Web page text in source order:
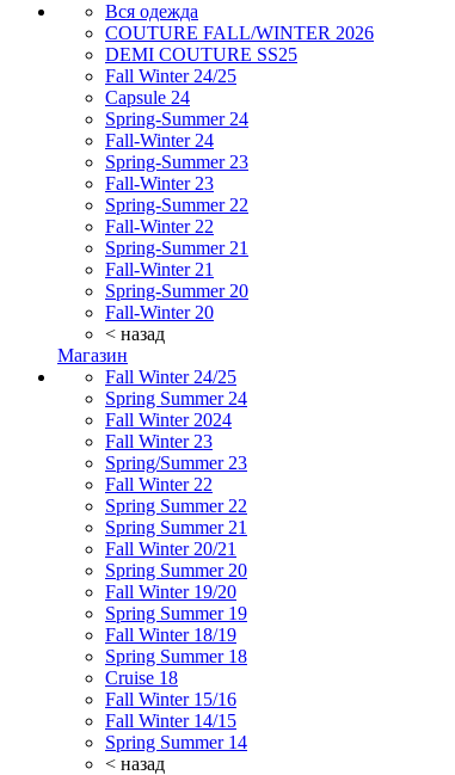
Вся одежда
COUTURE FALL/WINTER 2026
DEMI COUTURE SS25
Fall Winter 24/25
Capsule 24
Spring-Summer 24
Fall-Winter 24
Spring-Summer 23
Fall-Winter 23
Spring-Summer 22
Fall-Winter 22
Spring-Summer 21
Fall-Winter 21
Spring-Summer 20
Fall-Winter 20
< назад
Магазин
Fall Winter 24/25
Spring Summer 24
Fall Winter 2024
Fall Winter 23
Spring/Summer 23
Fall Winter 22
Spring Summer 22
Spring Summer 21
Fall Winter 20/21
Spring Summer 20
Fall Winter 19/20
Spring Summer 19
Fall Winter 18/19
Spring Summer 18
Cruise 18
Fall Winter 15/16
Fall Winter 14/15
Spring Summer 14
< назад